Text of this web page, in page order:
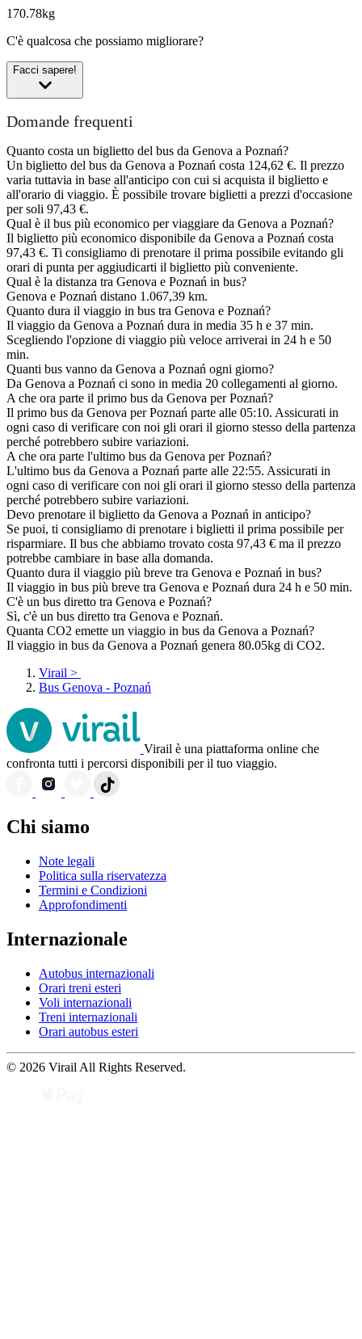
170.78kg
C'è qualcosa che possiamo migliorare?
Facci sapere!
Domande frequenti
Quanto costa un biglietto del bus da Genova a Poznań?
Un biglietto del bus da Genova a Poznań costa 124,62 €. Il prezzo
varia tuttavia in base all'anticipo con cui si acquista il biglietto e
all'orario di viaggio. È possibile trovare biglietti a prezzi d'occasione
per soli 97,43 €.
Qual è il bus più economico per viaggiare da Genova a Poznań?
Il biglietto più economico disponibile da Genova a Poznań costa
97,43 €. Ti consigliamo di prenotare il prima possibile evitando gli
orari di punta per aggiudicarti il biglietto più conveniente.
Qual è la distanza tra Genova e Poznań in bus?
Genova e Poznań distano 1.067,39 km.
Quanto dura il viaggio in bus tra Genova e Poznań?
Il viaggio da Genova a Poznań dura in media 35 h e 37 min.
Scegliendo l'opzione di viaggio più veloce arriverai in 24 h e 50
min.
Quanti bus vanno da Genova a Poznań ogni giorno?
Da Genova a Poznań ci sono in media 20 collegamenti al giorno.
A che ora parte il primo bus da Genova per Poznań?
Il primo bus da Genova per Poznań parte alle 05:10. Assicurati in
ogni caso di verificare con noi gli orari il giorno stesso della partenza
perché potrebbero subire variazioni.
A che ora parte l'ultimo bus da Genova per Poznań?
L'ultimo bus da Genova a Poznań parte alle 22:55. Assicurati in
ogni caso di verificare con noi gli orari il giorno stesso della partenza
perché potrebbero subire variazioni.
Devo prenotare il biglietto da Genova a Poznań in anticipo?
Se puoi, ti consigliamo di prenotare i biglietti il prima possibile per
risparmiare. Il bus che abbiamo trovato costa 97,43 € ma il prezzo
potrebbe cambiare in base alla domanda.
Quanto dura il viaggio più breve tra Genova e Poznań in bus?
Il viaggio in bus più breve tra Genova e Poznań dura 24 h e 50 min.
C'è un bus diretto tra Genova e Poznań?
Sì, c'è un bus diretto tra Genova e Poznań.
Quanta CO2 emette un viaggio in bus da Genova a Poznań?
Il viaggio in bus da Genova a Poznań genera 80.05kg di CO2.
Virail >
Bus Genova - Poznań
Virail è una piattaforma online che
confronta tutti i percorsi disponibili per il tuo viaggio.
Chi siamo
Note legali
Politica sulla riservatezza
Termini e Condizioni
Approfondimenti
Internazionale
Autobus internazionali
Orari treni esteri
Voli internazionali
Treni internazionali
Orari autobus esteri
© 2026 Virail All Rights Reserved.